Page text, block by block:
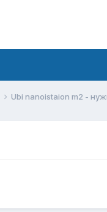
Ubi nanoistaion m2 -